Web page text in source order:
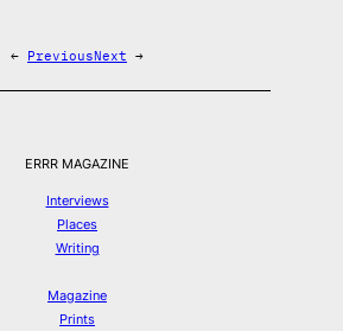
← PreviousNext →
ERRR MAGAZINE
Interviews
Places
Writing
Magazine
Prints